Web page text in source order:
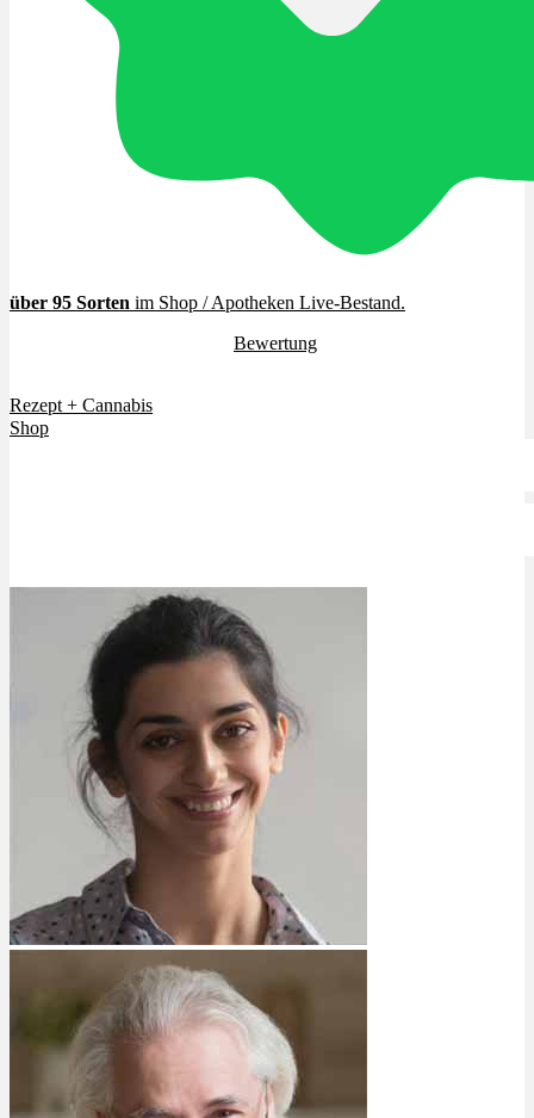
Cannabinoide
THC
Studien
Bewertungen
News
App
Newsletter
Services
Ärzte Service
über 95 Sorten im Shop / Apotheken Live-Bestand.
Bewertung
Rezept + Cannabis
Shop